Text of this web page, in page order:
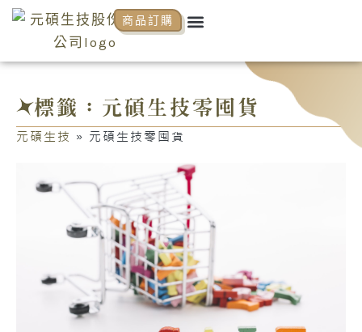
跳
Menu
商品訂購
標籤：元碩生技零囤貨
元碩生技 » 元碩生技零囤貨